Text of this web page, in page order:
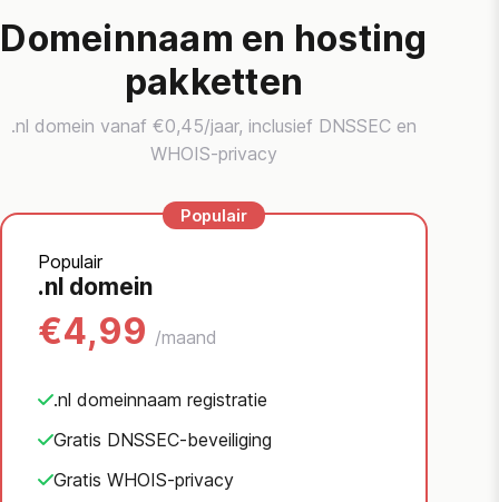
Domeinnaam en hosting
pakketten
.nl domein vanaf €0,45/jaar, inclusief DNSSEC en
WHOIS-privacy
Populair
.nl domein
€4,99 /maand
.nl domeinnaam registratie
Gratis DNSSEC-beveiliging
Gratis WHOIS-privacy